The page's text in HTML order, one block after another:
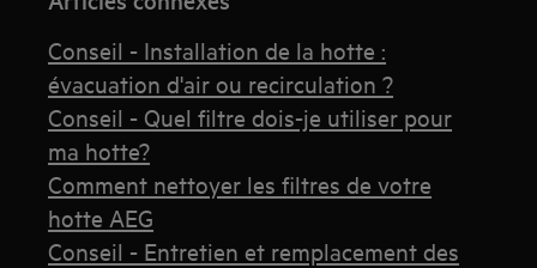
Conseil - Installation de la hotte :
évacuation d'air ou recirculation ?
Conseil - Quel filtre dois-je utiliser pour
ma hotte?
Comment nettoyer les filtres de votre
hotte AEG
Conseil - Entretien et remplacement des